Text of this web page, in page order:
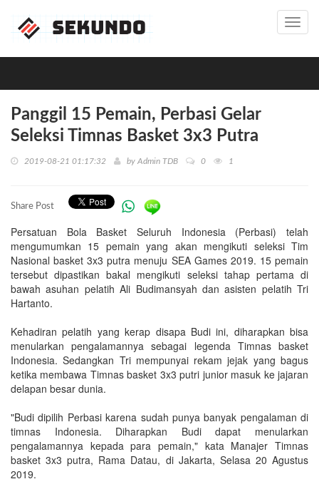
Panggil 15 Pemain, Perbasi Gelar
Seleksi Timnas Basket 3x3 Putra
2019-08-21 01:17:32 by Admin TDB 0 1
Share Post
Persatuan Bola Basket Seluruh Indonesia (Perbasi) telah
mengumumkan 15 pemain yang akan mengikuti seleksi Tim
Nasional basket 3x3 putra menuju SEA Games 2019. 15 pemain
tersebut dipastikan bakal mengikuti seleksi tahap pertama di
bawah asuhan pelatih Ali Budimansyah dan asisten pelatih Tri
Hartanto.
Kehadiran pelatih yang kerap disapa Budi ini, diharapkan bisa
menularkan pengalamannya sebagai legenda Timnas basket
Indonesia. Sedangkan Tri mempunyai rekam jejak yang bagus
ketika membawa Timnas basket 3x3 putri junior masuk ke jajaran
delapan besar dunia.
"Budi dipilih Perbasi karena sudah punya banyak pengalaman di
timnas Indonesia. Diharapkan Budi dapat menularkan
pengalamannya kepada para pemain," kata Manajer Timnas
basket 3x3 putra, Rama Datau, di Jakarta, Selasa 20 Agustus
2019.